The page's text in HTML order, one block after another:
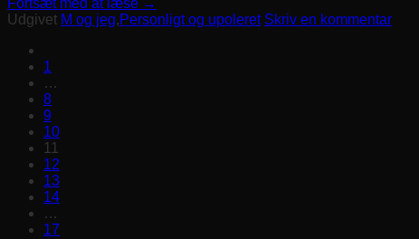
Fortsæt med at læse →
Udgivet M og jeg,Personligt og upoleret Skriv en kommentar
1
…
8
9
10
11
12
13
14
…
17